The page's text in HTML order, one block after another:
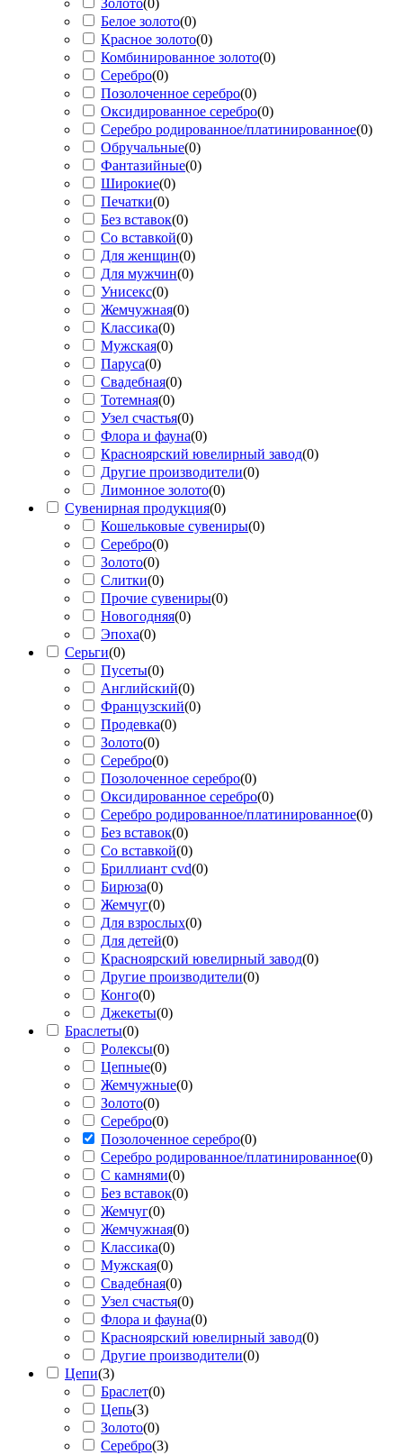
Золото(0)
Белое золото(0)
Красное золото(0)
Комбинированное золото(0)
Серебро(0)
Позолоченное серебро(0)
Оксидированное серебро(0)
Серебро родированное/платинированное(0)
Обручальные(0)
Фантазийные(0)
Широкие(0)
Печатки(0)
Без вставок(0)
Со вставкой(0)
Для женщин(0)
Для мужчин(0)
Унисекс(0)
Жемчужная(0)
Классика(0)
Мужская(0)
Паруса(0)
Свадебная(0)
Тотемная(0)
Узел счастья(0)
Флора и фауна(0)
Красноярский ювелирный завод(0)
Другие производители(0)
Лимонное золото(0)
Сувенирная продукция(0)
Кошельковые сувениры(0)
Серебро(0)
Золото(0)
Слитки(0)
Прочие сувениры(0)
Новогодняя(0)
Эпоха(0)
Серьги(0)
Пусеты(0)
Английский(0)
Французский(0)
Продевка(0)
Золото(0)
Серебро(0)
Позолоченное серебро(0)
Оксидированное серебро(0)
Серебро родированное/платинированное(0)
Без вставок(0)
Со вставкой(0)
Бриллиант cvd(0)
Бирюза(0)
Жемчуг(0)
Для взрослых(0)
Для детей(0)
Красноярский ювелирный завод(0)
Другие производители(0)
Конго(0)
Джекеты(0)
Браслеты(0)
Ролексы(0)
Цепные(0)
Жемчужные(0)
Золото(0)
Серебро(0)
Позолоченное серебро(0)
Серебро родированное/платинированное(0)
С камнями(0)
Без вставок(0)
Жемчуг(0)
Жемчужная(0)
Классика(0)
Мужская(0)
Свадебная(0)
Узел счастья(0)
Флора и фауна(0)
Красноярский ювелирный завод(0)
Другие производители(0)
Цепи(3)
Браслет(0)
Цепь(3)
Золото(0)
Серебро(3)